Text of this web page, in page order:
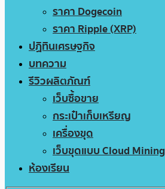
ราคา Dogecoin
ราคา Ripple (XRP)
ปฏิทินเศรษฐกิจ
บทความ
รีวิวผลิตภัณฑ์
เว็บซื้อขาย
กระเป๋าเก็บเหรียญ
เครื่องขุด
เว็บขุดแบบ Cloud Mining
ห้องเรียน